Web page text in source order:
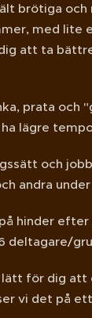
brötiga
med lite
att ta
prata och
lägre
och
andra
hinder
deltagare/
lätt för dig
vi det på